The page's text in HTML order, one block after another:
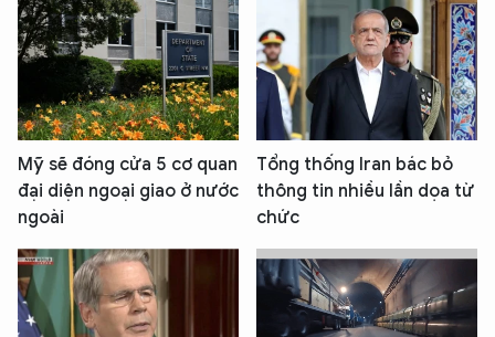
Mỹ sẽ đóng cửa 5 cơ quan
đại diện ngoại giao ở nước
ngoài
Tổng thống Iran bác bỏ
thông tin nhiều lần dọa từ
chức